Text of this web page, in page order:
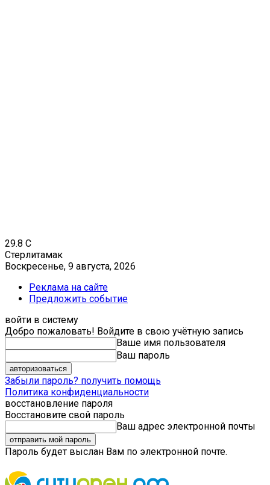
29.8 C
Стерлитамак
Воскресенье, 9 августа, 2026
Реклама на сайте
Предложить событие
войти в систему
Добро пожаловать! Войдите в свою учётную запись
Ваше имя пользователя
Ваш пароль
Забыли пароль? получить помощь
Политика конфиденциальности
восстановление пароля
Восстановите свой пароль
Ваш адрес электронной почты
Пароль будет выслан Вам по электронной почте.